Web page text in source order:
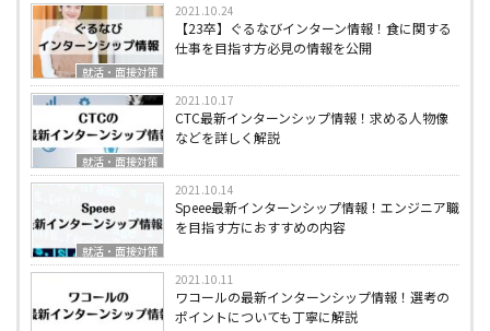
就活・面接対策
2021.10.24
【23卒】ぐるなびインターン情報！食に関する
仕事を目指す方必見の情報を公開
就活・面接対策
2021.10.17
CTC最新インターンシップ情報！求める人物像
などを詳しく解説
就活・面接対策
2021.10.14
Speee最新インターンシップ情報！エンジニア職
を目指す方におすすめの内容
2021.10.11
ワコールの最新インターンシップ情報！選考の
ポイントについても丁寧に解説